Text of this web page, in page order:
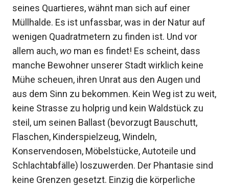
seines Quartieres, wähnt man sich auf einer
Müllhalde. Es ist unfassbar, was in der Natur auf
wenigen Quadratmetern zu finden ist. Und vor
allem auch, wo man es findet! Es scheint, dass
manche Bewohner unserer Stadt wirklich keine
Mühe scheuen, ihren Unrat aus den Augen und
aus dem Sinn zu bekommen. Kein Weg ist zu weit,
keine Strasse zu holprig und kein Waldstück zu
steil, um seinen Ballast (bevorzugt Bauschutt,
Flaschen, Kinderspielzeug, Windeln,
Konservendosen, Möbelstücke, Autoteile und
Schlachtabfälle) loszuwerden. Der Phantasie sind
keine Grenzen gesetzt. Einzig die körperliche